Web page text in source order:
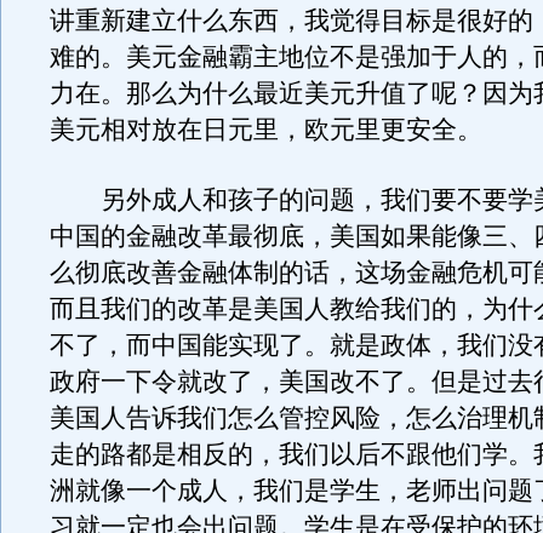
讲重新建立什么东西，我觉得目标是很好的
难的。美元金融霸主地位不是强加于人的，
力在。那么为什么最近美元升值了呢？因为
美元相对放在日元里，欧元里更安全。
另外成人和孩子的问题，我们要不要学
中国的金融改革最彻底，美国如果能像三、
么彻底改善金融体制的话，这场金融危机可
而且我们的改革是美国人教给我们的，为什
不了，而中国能实现了。就是政体，我们没
政府一下令就改了，美国改不了。但是过去
美国人告诉我们怎么管控风险，怎么治理机
走的路都是相反的，我们以后不跟他们学。
洲就像一个成人，我们是学生，老师出问题
习就一定也会出问题。学生是在受保护的环